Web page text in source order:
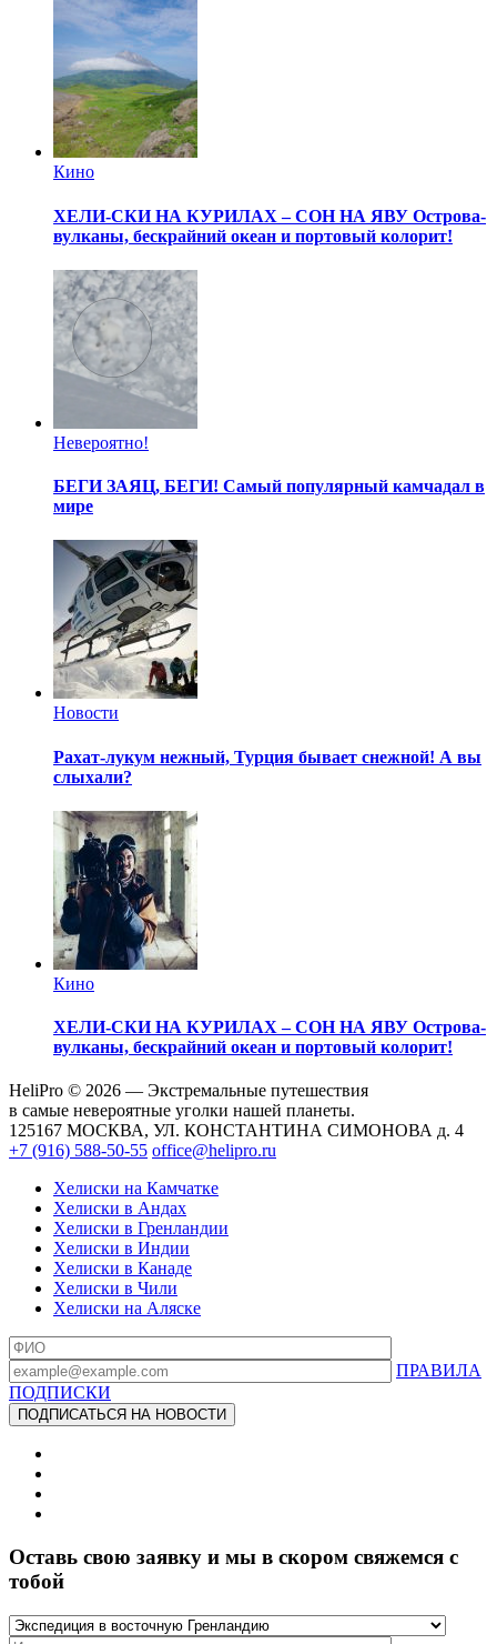
Кино
ХЕЛИ-СКИ НА КУРИЛАХ – СОН НА ЯВУ Острова-
вулканы, бескрайний океан и портовый колорит!
Невероятно!
БЕГИ ЗАЯЦ, БЕГИ! Самый популярный камчадал в
мире
Новости
Рахат-лукум нежный, Турция бывает снежной! А вы
слыхали?
Кино
ХЕЛИ-СКИ НА КУРИЛАХ – СОН НА ЯВУ Острова-
вулканы, бескрайний океан и портовый колорит!
HeliPro © 2026 — Экстремальные путешествия
в самые невероятные уголки нашей планеты.
125167 МОСКВА, УЛ. КОНСТАНТИНА СИМОНОВА д. 4
+7 (916) 588-50-55 office@helipro.ru
Хелиски на Камчатке
Хелиски в Андах
Хелиски в Гренландии
Хелиски в Индии
Хелиски в Канаде
Хелиски в Чили
Хелиски на Аляске
ПРАВИЛА
ПОДПИСКИ
Оставь свою заявку и мы в скором свяжемся с
тобой